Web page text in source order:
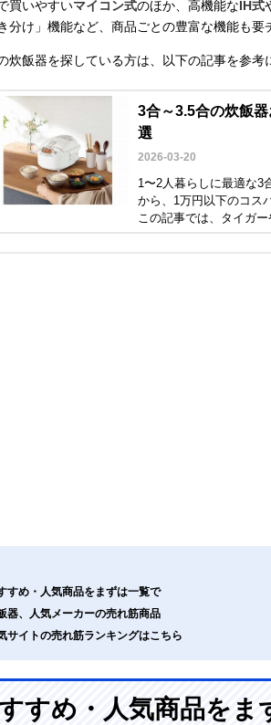
買いやすいマイコン式のほか、高機能なIH式
分け」機能など、商品ごとの豊富な機能も要
炊飯器を探している方は、以下の記事を参考
3合～3.5合の炊飯
選
2026-03-20
1〜2人暮らしに最適な3
から、1万円以下のコス
この記事では、タイガ
すめ・人気商品をまずは一覧で
器、人気メーカーの売れ筋商品
サイトの売れ筋ランキングはこちら
すめ・人気商品をま